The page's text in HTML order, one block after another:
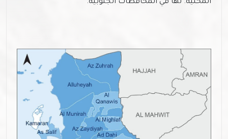
المحلية. لها في المحافظات الجنوبية.